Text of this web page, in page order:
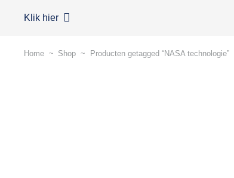
Klik hier
Home ~ Shop ~ Producten getagged “NASA technologie”